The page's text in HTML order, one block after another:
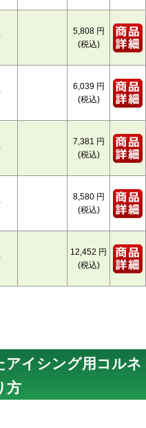
5,808 円
(税込)
6,039 円
(税込)
7,381 円
(税込)
8,580 円
(税込)
12,452 円
(税込)
アイシング用コルネ
方